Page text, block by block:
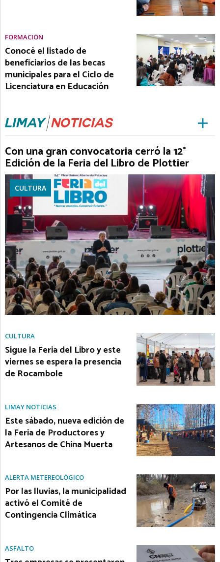
FORMACIÓN
Conocé el listado de
beneficiarios de las becas
municipales para el Ciclo de
Licenciatura en Educación
Con una gran convocatoria cerró la 12°
Edición de la Feria del Libro de Plottier
CULTURA
CULTURA
Sigue la Feria del Libro y este
viernes se espera la presencia
de Rocambole
LIMAY NOTICIAS
Este sábado, nueva edición de
la Feria de Productores y
Artesanos de China Muerta
ALERTA METEREOLÓGICO
Por las lluvias, la municipalidad
activó el Comité de
Contingencia Climática
ASFALTO